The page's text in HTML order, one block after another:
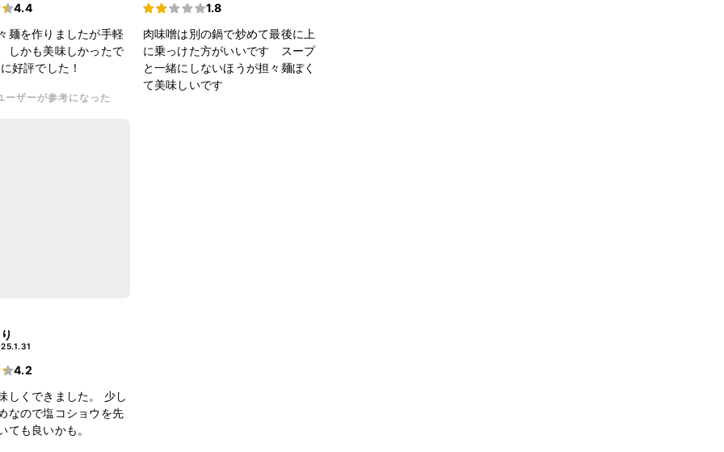
4.4
麺を作りましたが手軽
しかも美味しかったで
好評でした！
ーザーが参考になった
1.8
肉味噌は別の鍋で炒めて最後に上
に乗っけた方がいいです スープ
と一緒にしないほうが担々麺ぽく
て美味しいです
4.2
しくできました。 少し
なので塩コショウを先
ても良いかも。